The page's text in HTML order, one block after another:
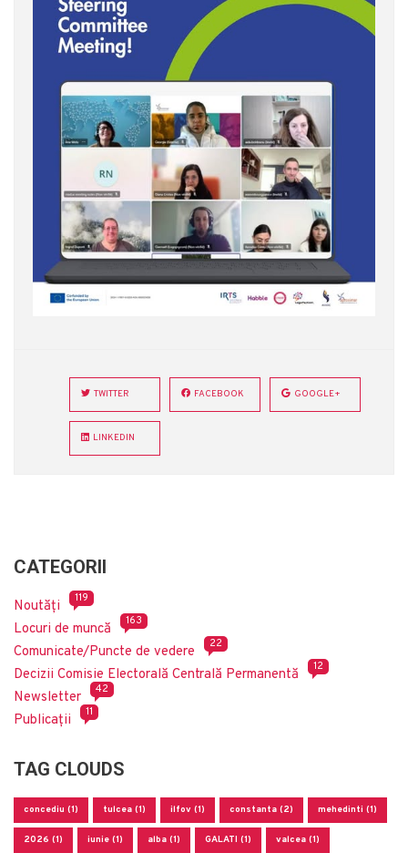
TWITTER FACEBOOK GOOGLE+
LINKEDIN
CATEGORII
Noutăți 119
Locuri de muncă 163
Comunicate/Puncte de vedere 22
Decizii Comisie Electorală Centrală Permanentă 12
Newsletter 42
Publicații 11
TAG CLOUDS
concediu (1) tulcea (1) ilfov (1) constanta (2) mehedinti (1)
2026 (1) iunie (1) alba (1) GALATI (1) valcea (1)